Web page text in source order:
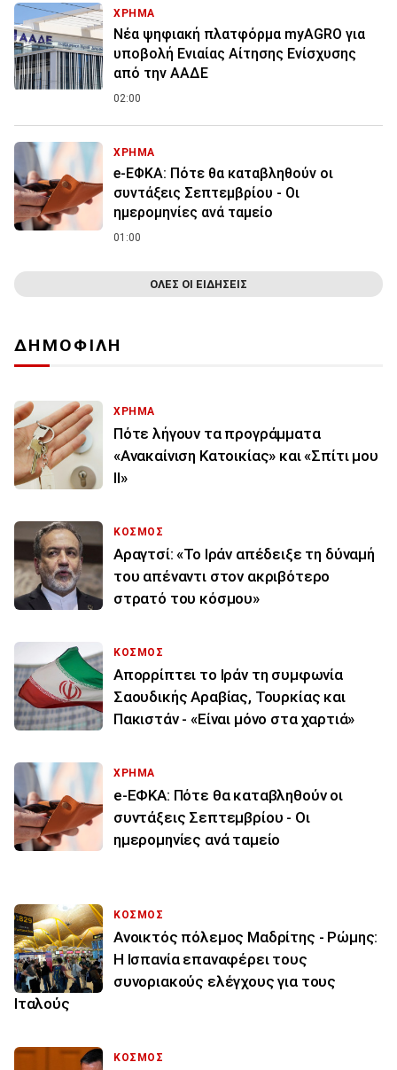
ΧΡΗΜΑ
Νέα ψηφιακή πλατφόρμα myAGRO για
υποβολή Ενιαίας Αίτησης Ενίσχυσης
από την ΑΑΔΕ
02:00
ΧΡΗΜΑ
e-ΕΦΚΑ: Πότε θα καταβληθούν οι
συντάξεις Σεπτεμβρίου - Οι
ημερομηνίες ανά ταμείο
01:00
ΟΛΕΣ ΟΙ ΕΙΔΗΣΕΙΣ
ΔΗΜΟΦΙΛΗ
ΧΡΗΜΑ
Πότε λήγουν τα προγράμματα
«Ανακαίνιση Κατοικίας» και «Σπίτι μου
ΙΙ»
ΚΟΣΜΟΣ
Αραγτσί: «Το Ιράν απέδειξε τη δύναμή
του απέναντι στον ακριβότερο
στρατό του κόσμου»
ΚΟΣΜΟΣ
Απορρίπτει το Ιράν τη συμφωνία
Σαουδικής Αραβίας, Τουρκίας και
Πακιστάν - «Είναι μόνο στα χαρτιά»
ΧΡΗΜΑ
e-ΕΦΚΑ: Πότε θα καταβληθούν οι
συντάξεις Σεπτεμβρίου - Οι
ημερομηνίες ανά ταμείο
ΚΟΣΜΟΣ
Ανοικτός πόλεμος Μαδρίτης - Ρώμης:
Η Ισπανία επαναφέρει τους
συνοριακούς ελέγχους για τους
Ιταλούς
ΚΟΣΜΟΣ